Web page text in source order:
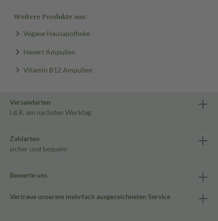
Weitere Produkte aus:
Vegane Hausapotheke
Hevert Ampullen
Vitamin B12 Ampullen
Versandarten
i.d.R. am nächsten Werktag
Zahlarten
sicher und bequem
Bewerte uns
Vertraue unserem mehrfach ausgezeichneten Service